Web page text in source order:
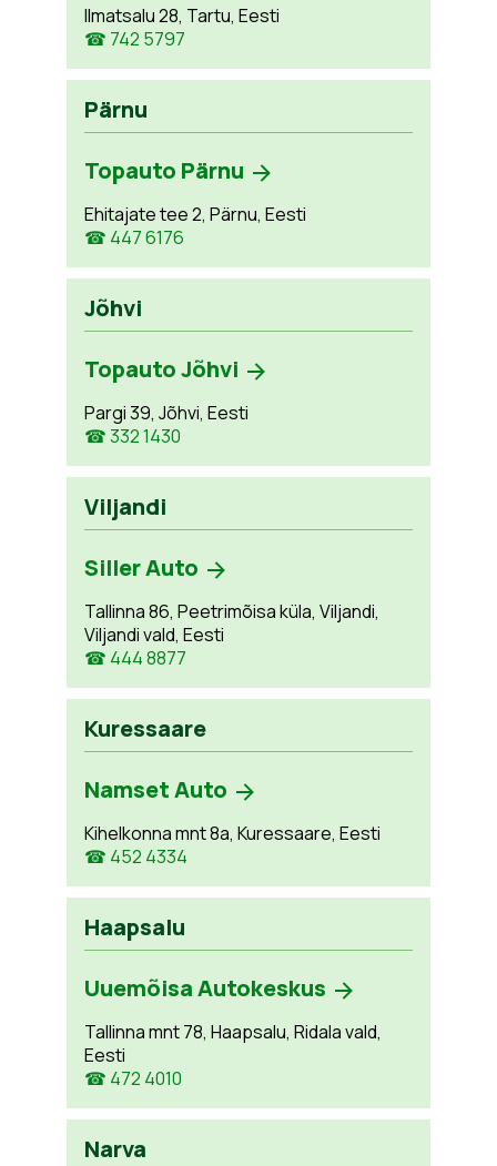
Ilmatsalu 28, Tartu, Eesti
☎ 742 5797
Pärnu
Topauto Pärnu
Ehitajate tee 2, Pärnu, Eesti
☎ 447 6176
Jõhvi
Topauto Jõhvi
Pargi 39, Jõhvi, Eesti
☎ 332 1430
Viljandi
Siller Auto
Tallinna 86, Peetrimõisa küla, Viljandi,
Viljandi vald, Eesti
☎ 444 8877
Kuressaare
Namset Auto
Kihelkonna mnt 8a, Kuressaare, Eesti
☎ 452 4334
Haapsalu
Uuemõisa Autokeskus
Tallinna mnt 78, Haapsalu, Ridala vald,
Eesti
☎ 472 4010
Narva